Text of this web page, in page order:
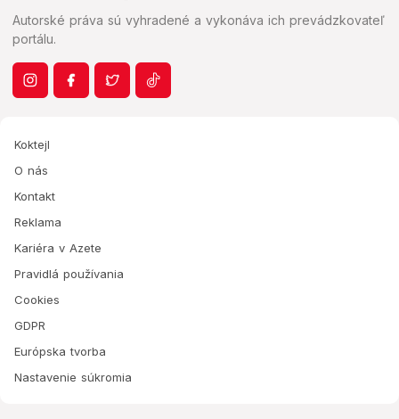
Autorské práva sú vyhradené a vykonáva ich prevádzkovateľ
portálu.
Koktejl
O nás
Kontakt
Reklama
Kariéra v Azete
Pravidlá používania
Cookies
GDPR
Európska tvorba
Nastavenie súkromia